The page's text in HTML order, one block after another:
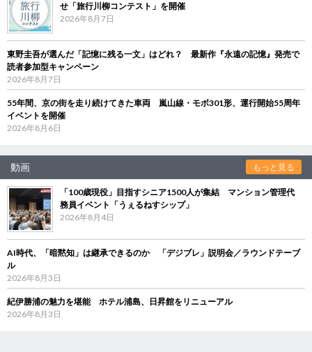
せ「旅行川柳コンテスト」を開催
2026年8月7日
東野圭吾が選んだ「記憶に残る一文」はどれ？ 最新作『永遠の記憶』発売で
読者参加型キャンペーン
2026年8月7日
55年間、京の街を走り続けてきた車両 嵐山線・モボ301形、運行開始55周年
イベントを開催
2026年8月6日
動画 もっと見る
「100歳現役」目指すシニア1500人が集結 マンション管理代
務員イベント「うぇるねすシップ」
2026年8月4日
AI時代、「暗黙知」は継承できるのか 「デジブレ」説明会／ラウンドテーブ
ル
2026年8月3日
紀伊勝浦の魅力を堪能 ホテル浦島、日昇館をリニューアル
2026年8月3日